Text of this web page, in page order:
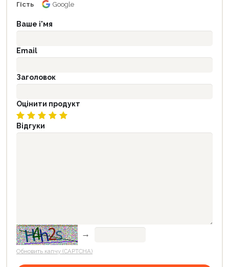
Гість Google
Ваше і'мя
Email
Заголовок
Оцінити продукт
Відгуки
→
Обновить капчу (CAPTCHA)